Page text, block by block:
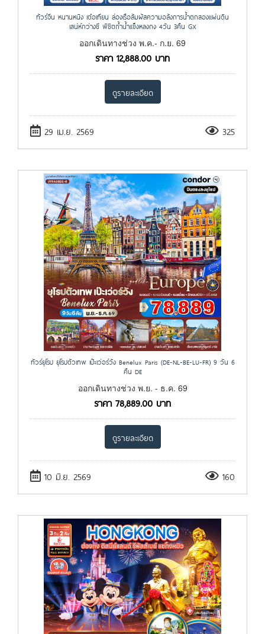
ทัวร์จีน หนานหนิง เต๋อเทียน ล่องเรือสัมผัสความอลังการน้ำตกสองแผ่นดิน
เสน่ห์กว่างซี พิชิตถ้ำน้ำแข็งหลงกง 4วัน 3คืน GX
ออกเดินทางช่วง พ.ค.- ก.ย. 69
ราคา 12,888.00 บาท
ดูรายละเอียด
29 เม.ย. 2569 325
ทัวร์ยุโรป ยุโรปตัวเทพ เป๊ะเว่อร์วัง Benelux Paris (DE-NL-BE-LU-FR) 9 วัน 6
คืน DE
ออกเดินทางช่วง พ.ย. - ธ.ค. 69
ราคา 78,889.00 บาท
ดูรายละเอียด
10 มิ.ย. 2569 160